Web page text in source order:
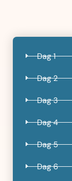
Dag 1
Dag 2
Dag 3
Dag 4
Dag 5
Dag 6